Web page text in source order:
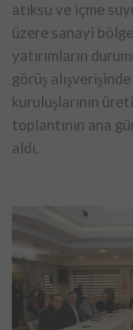
atıksu ve içme
üzere sanayi
yatırımların
görüş
kuruluşlarının
toplantının ana
aldı.